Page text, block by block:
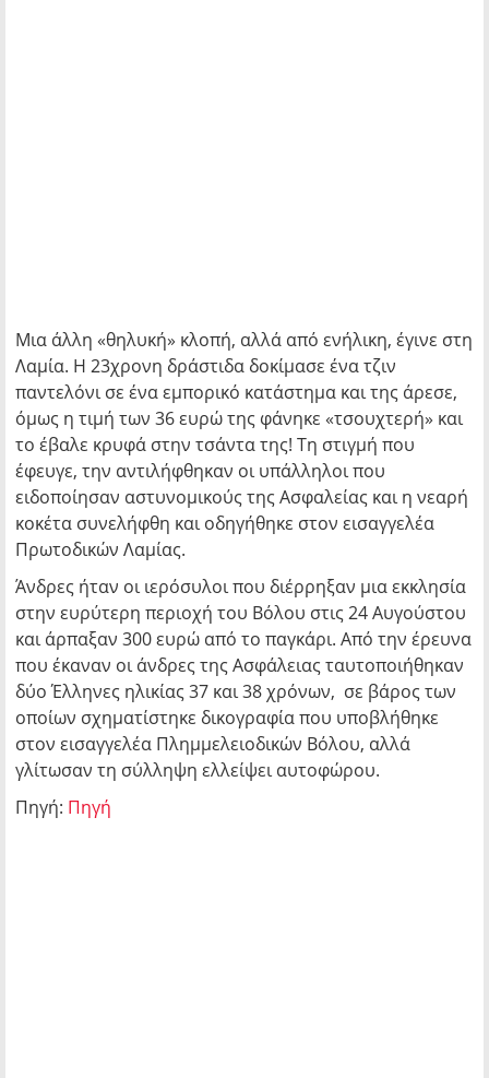
Μια άλλη «θηλυκή» κλοπή, αλλά από ενήλικη, έγινε στη
Λαμία. Η 23χρονη δράστιδα δοκίμασε ένα τζιν
παντελόνι σε ένα εμπορικό κατάστημα και της άρεσε,
όμως η τιμή των 36 ευρώ της φάνηκε «τσουχτερή» και
το έβαλε κρυφά στην τσάντα της! Τη στιγμή που
έφευγε, την αντιλήφθηκαν οι υπάλληλοι που
ειδοποίησαν αστυνομικούς της Ασφαλείας και η νεαρή
κοκέτα συνελήφθη και οδηγήθηκε στον εισαγγελέα
Πρωτοδικών Λαμίας.
Άνδρες ήταν οι ιερόσυλοι που διέρρηξαν μια εκκλησία
στην ευρύτερη περιοχή του Βόλου στις 24 Αυγούστου
και άρπαξαν 300 ευρώ από το παγκάρι. Από την έρευνα
που έκαναν οι άνδρες της Ασφάλειας ταυτοποιήθηκαν
δύο Έλληνες ηλικίας 37 και 38 χρόνων, σε βάρος των
οποίων σχηματίστηκε δικογραφία που υποβλήθηκε
στον εισαγγελέα Πλημμελειοδικών Βόλου, αλλά
γλίτωσαν τη σύλληψη ελλείψει αυτοφώρου.
Πηγή: Πηγή